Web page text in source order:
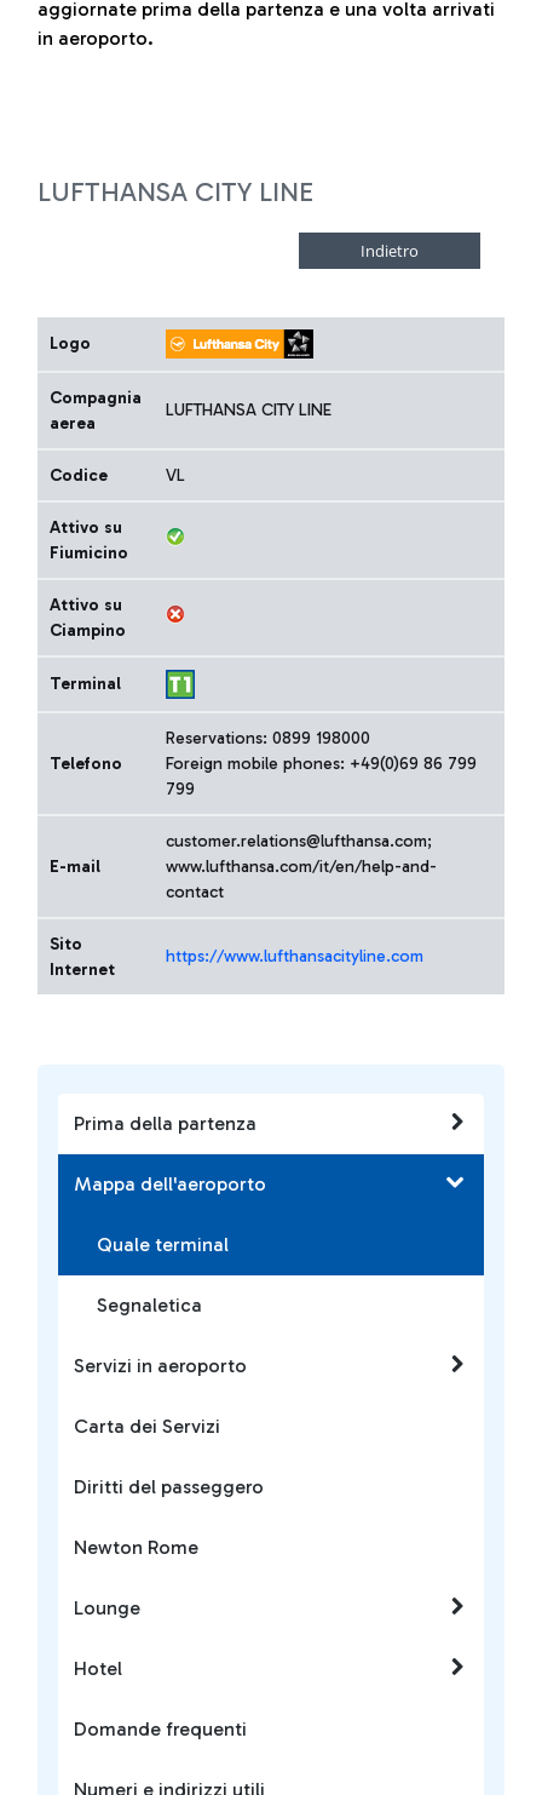
Prima della partenza
Mappa dell'aeroporto
Quale terminal
Segnaletica
Servizi in aeroporto
Carta dei Servizi
Diritti del passeggero
Newton Rome
Lounge
Hotel
Domande frequenti
Numeri e indirizzi utili
aggiornate prima della partenza e una volta arrivati
in aeroporto.
LUFTHANSA CITY LINE
Logo
Compagnia
aerea
LUFTHANSA CITY LINE
Codice VL
Attivo su
Fiumicino
Attivo su
Ciampino
Terminal
Telefono
Reservations: 0899 198000
Foreign mobile phones: +49(0)69 86 799
799
E-mail
customer.relations@lufthansa.com;
www.lufthansa.com/it/en/help-and-
contact
Sito
Internet
https://www.lufthansacityline.com